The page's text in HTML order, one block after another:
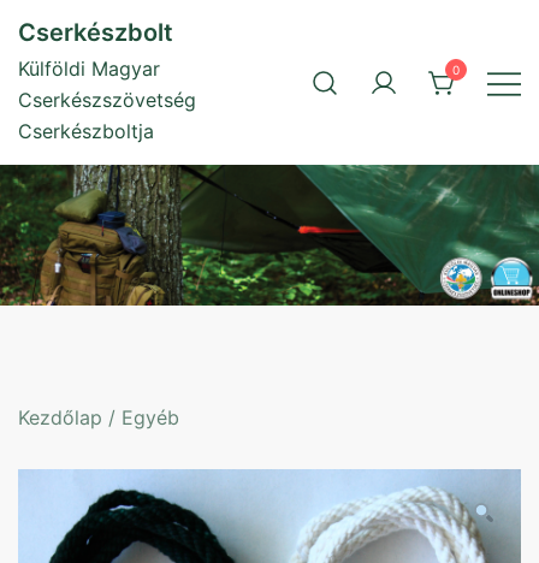
content
Cserkészbolt
Külföldi Magyar
Cserkészszövetség
Cserkészboltja
0
Kezdőlap / Egyéb